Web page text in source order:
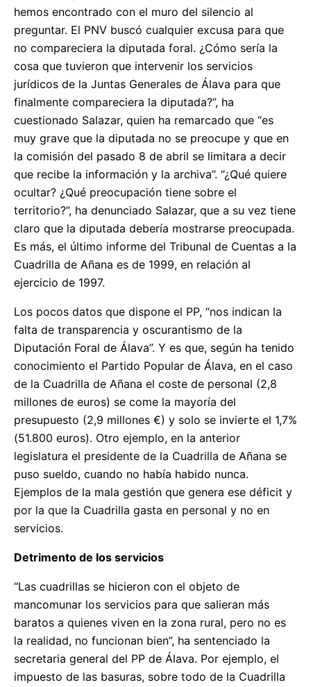
hemos encontrado con el muro del silencio al
preguntar. El PNV buscó cualquier excusa para que
no compareciera la diputada foral. ¿Cómo sería la
cosa que tuvieron que intervenir los servicios
jurídicos de la Juntas Generales de Álava para que
finalmente compareciera la diputada?”, ha
cuestionado Salazar, quien ha remarcado que “es
muy grave que la diputada no se preocupe y que en
la comisión del pasado 8 de abril se limitara a decir
que recibe la información y la archiva”. “¿Qué quiere
ocultar? ¿Qué preocupación tiene sobre el
territorio?”, ha denunciado Salazar, que a su vez tiene
claro que la diputada debería mostrarse preocupada.
Es más, el último informe del Tribunal de Cuentas a la
Cuadrilla de Añana es de 1999, en relación al
ejercicio de 1997.
Los pocos datos que dispone el PP, “nos indican la
falta de transparencia y oscurantismo de la
Diputación Foral de Álava”. Y es que, según ha tenido
conocimiento el Partido Popular de Álava, en el caso
de la Cuadrilla de Añana el coste de personal (2,8
millones de euros) se come la mayoría del
presupuesto (2,9 millones €) y solo se invierte el 1,7%
(51.800 euros). Otro ejemplo, en la anterior
legislatura el presidente de la Cuadrilla de Añana se
puso sueldo, cuando no había habido nunca.
Ejemplos de la mala gestión que genera ese déficit y
por la que la Cuadrilla gasta en personal y no en
servicios.
Detrimento de los servicios
“Las cuadrillas se hicieron con el objeto de
mancomunar los servicios para que salieran más
baratos a quienes viven en la zona rural, pero no es
la realidad, no funcionan bien”, ha sentenciado la
secretaria general del PP de Álava. Por ejemplo, el
impuesto de las basuras, sobre todo de la Cuadrilla